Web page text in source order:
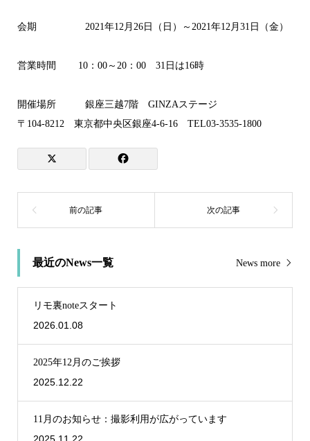
会期 2021年12月26日（日）～2021年12月31日（金）
営業時間 10：00～20：00 31日は16時
開催場所 銀座三越7階 GINZAステージ
〒104-8212 東京都中央区銀座4-6-16 TEL03-3535-1800
最近のNews一覧 News more
リモ裏noteスタート
2026.01.08
2025年12月のご挨拶
2025.12.22
11月のお知らせ：撮影利用が広がっています
2025.11.22